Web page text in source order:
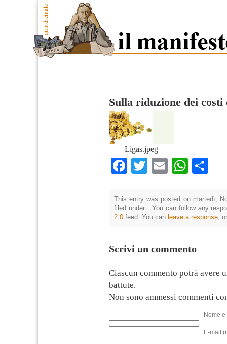
Sulla riduzione dei
Ligas.jpeg
Facebook
TwitterEmail
This entry was posted on martedì,
filed under . You can follow any
2.0 feed. You can leave a response,
Scrivi un commento
Ciascun commento potrà avere
battute.
Non sono ammessi commenti
Nome
E-mail